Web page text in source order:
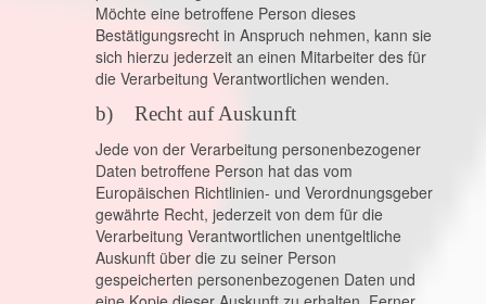
Möchte eine betroffene Person dieses
Bestätigungsrecht in Anspruch nehmen, kann sie
sich hierzu jederzeit an einen Mitarbeiter des für
die Verarbeitung Verantwortlichen wenden.
b) Recht auf Auskunft
Jede von der Verarbeitung personenbezogener
Daten betroffene Person hat das vom
Europäischen Richtlinien- und Verordnungsgeber
gewährte Recht, jederzeit von dem für die
Verarbeitung Verantwortlichen unentgeltliche
Auskunft über die zu seiner Person
gespeicherten personenbezogenen Daten und